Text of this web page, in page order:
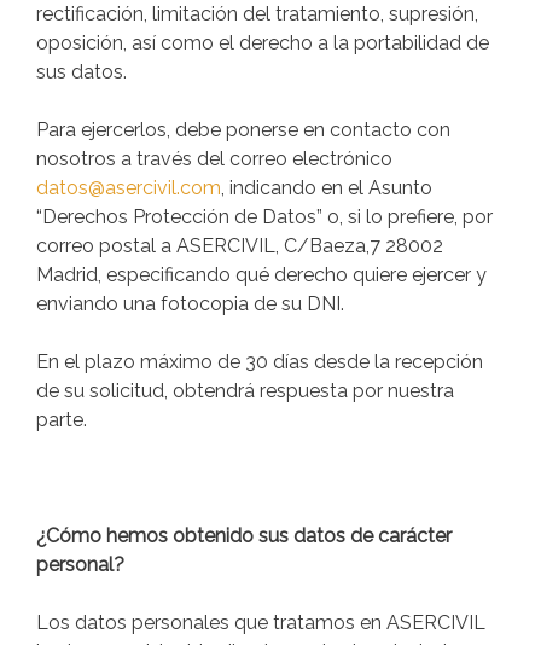
rectificación, limitación del tratamiento, supresión,
oposición, así como el derecho a la portabilidad de
sus datos.
Para ejercerlos, debe ponerse en contacto con
nosotros a través del correo electrónico
datos@asercivil.com , indicando en el Asunto
“Derechos Protección de Datos” o, si lo prefiere, por
correo postal a ASERCIVIL, C/Baeza,7 28002
Madrid, especificando qué derecho quiere ejercer y
enviando una fotocopia de su DNI.
En el plazo máximo de 30 días desde la recepción
de su solicitud, obtendrá respuesta por nuestra
parte.
¿Cómo hemos obtenido sus datos de carácter
personal?
Los datos personales que tratamos en ASERCIVIL